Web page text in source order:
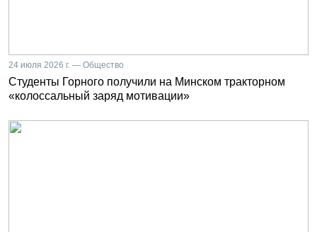
24 июля 2026 г. — Общество
Студенты Горного получили на Минском тракторном
«колоссальный заряд мотивации»